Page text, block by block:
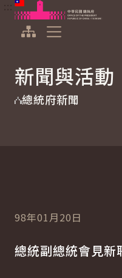
跳到主要內容
中華民國總統府
新聞與活動
總統府新聞
98年01月20日
總統副總統會見新